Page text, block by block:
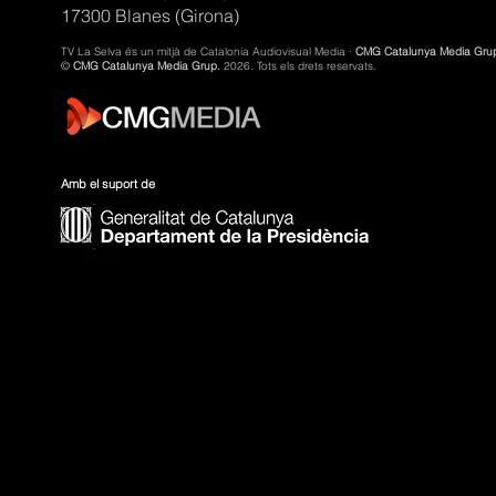
17300 Blanes (Girona)
TV La Selva és un mitjà de Catalonia Audiovisual Media · CMG Catalunya Media
© CMG Catalunya Media Grup. 2026. Tots els drets reservats.
Amb el suport de